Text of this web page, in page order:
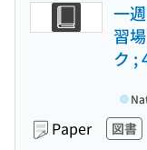
一
習
ク ;
Paper 図書